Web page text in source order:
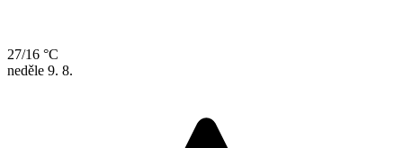
27/16 °C
neděle 9. 8.